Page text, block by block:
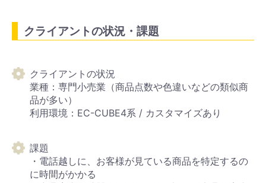
クライアントの状況・課題
クライアントの状況
業種：専門小売業（商品点数や色違いなどの類似商
品が多い）
利用環境：EC-CUBE4系 / カスタマイズあり
課題
・電話越しに、お客様が見ている商品を特定するの
に時間がかかる